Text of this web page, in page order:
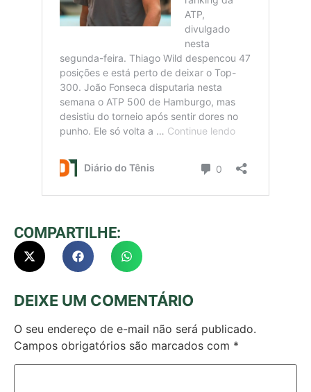
COMPARTILHE:
DEIXE UM COMENTÁRIO
O seu endereço de e-mail não será publicado.
Campos obrigatórios são marcados com *